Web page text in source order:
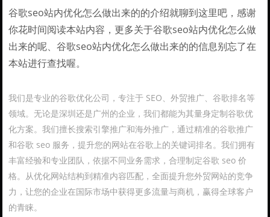
谷歌seo站内优化怎么做出来的的介绍就聊到这里吧，感谢
你花时间阅读本站内容，更多关于谷歌seo站内优化怎么做
出来的呢、谷歌seo站内优化怎么做出来的的信息别忘了在
本站进行查找喔。
我们是专业的谷歌优化公司，专注于 SEO、外贸推广、谷歌排名等
领域。无论是深圳还是广州的企业，我们都能为其量身定制谷歌优
化方案。我们擅长搜索引擎推广和海外推广，通过精准的谷歌推广
和谷歌 seo 服务，提升您的网站在谷歌上的关键词排名。我们拥有
丰富经验和专业团队，依据不同业务需求，合理制定谷歌 seo 价
格。从优化网站结构到精准内容匹配，全面提升您外贸网站的竞争
力，让您的企业在国际市场中获得更多流量与商机，赢得全球客户
的青睐。